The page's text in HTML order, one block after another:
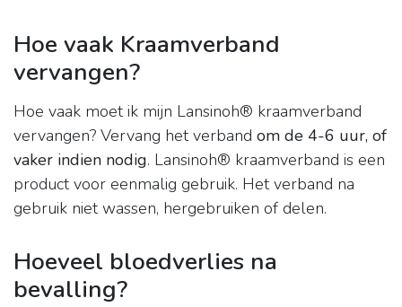
Hoe vaak Kraamverband
vervangen?
Hoe vaak moet ik mijn Lansinoh® kraamverband
vervangen? Vervang het verband om de 4-6 uur, of
vaker indien nodig. Lansinoh® kraamverband is een
product voor eenmalig gebruik. Het verband na
gebruik niet wassen, hergebruiken of delen.
Hoeveel bloedverlies na
bevalling?